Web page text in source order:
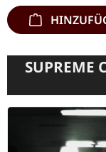
SUPREME